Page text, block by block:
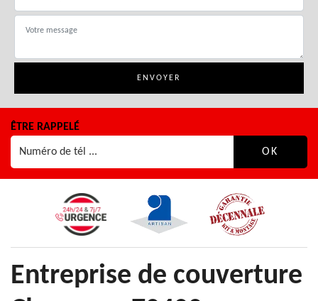
ÊTRE RAPPELÉ
Entreprise de couverture